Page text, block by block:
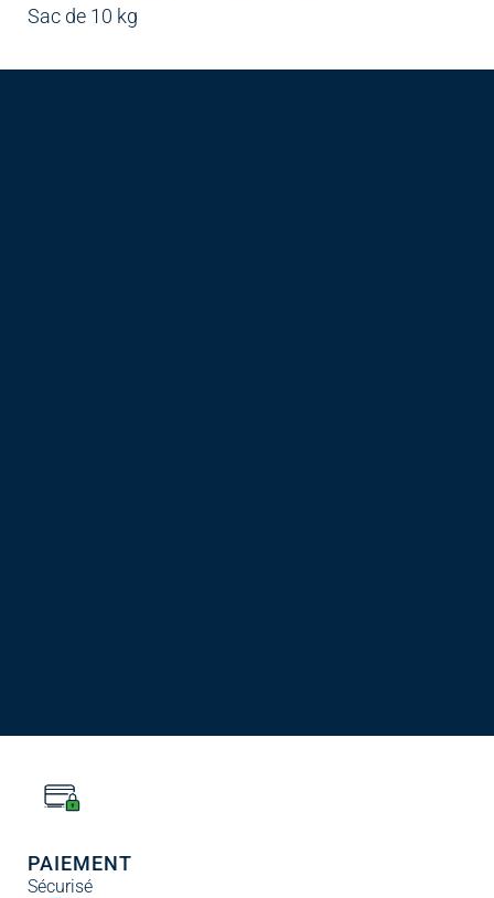
Sac de 10 kg
PAIEMENT
Sécurisé